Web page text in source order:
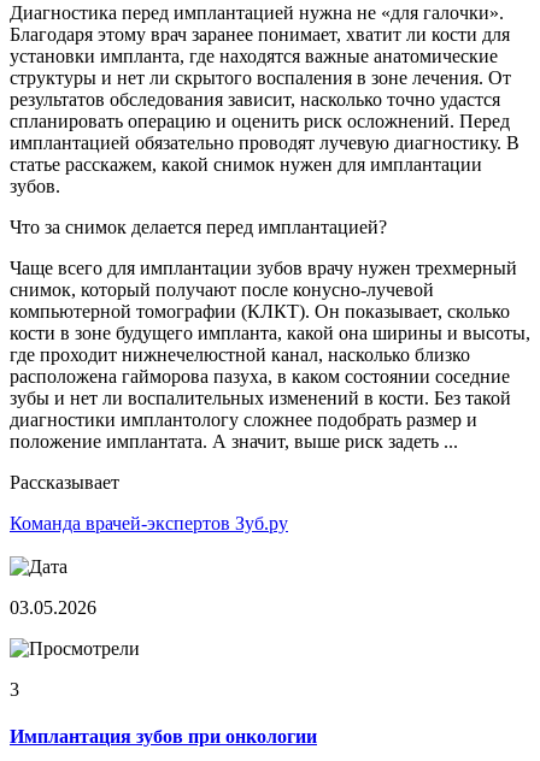
Диагностика перед имплантацией нужна не «для галочки».
Благодаря этому врач заранее понимает, хватит ли кости для
установки импланта, где находятся важные анатомические
структуры и нет ли скрытого воспаления в зоне лечения. От
результатов обследования зависит, насколько точно удастся
спланировать операцию и оценить риск осложнений. Перед
имплантацией обязательно проводят лучевую диагностику. В
статье расскажем, какой снимок нужен для имплантации
зубов.
Что за снимок делается перед имплантацией?
Чаще всего для имплантации зубов врачу нужен трехмерный
снимок, который получают после конусно-лучевой
компьютерной томографии (КЛКТ). Он показывает, сколько
кости в зоне будущего импланта, какой она ширины и высоты,
где проходит нижнечелюстной канал, насколько близко
расположена гайморова пазуха, в каком состоянии соседние
зубы и нет ли воспалительных изменений в кости. Без такой
диагностики имплантологу сложнее подобрать размер и
положение имплантата. А значит, выше риск задеть ...
Рассказывает
Команда врачей-экспертов Зуб.ру
03.05.2026
3
Имплантация зубов при онкологии